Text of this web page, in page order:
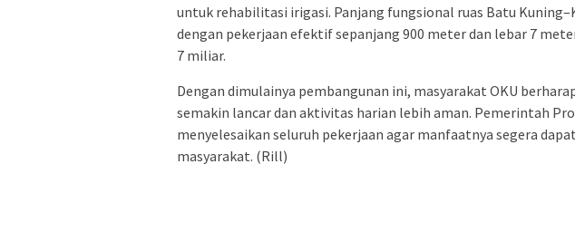
untuk rehabilitasi irigasi. Panjang fungsional ruas Batu
dengan pekerjaan efektif sepanjang 900 meter dan lebar 7
7 miliar.
Dengan dimulainya pembangunan ini, masyarakat OKU
semakin lancar dan aktivitas harian lebih aman. Pemerintah
menyelesaikan seluruh pekerjaan agar manfaatnya segera
masyarakat. (Rill)